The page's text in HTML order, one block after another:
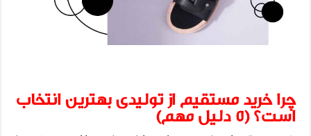
چرا خرید مستقیم از تولیدی بهترین انتخاب
است؟ (۵ دلیل مهم)